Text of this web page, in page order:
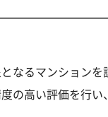
なるマンション
の高い評価を行